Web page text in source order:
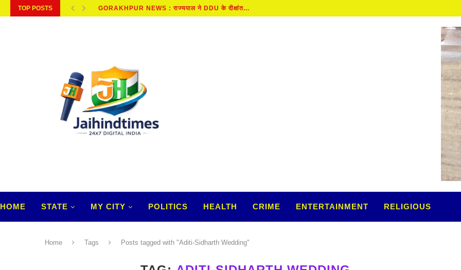
TOP POSTS KANPUR NEWS: बगैर बैच नंबर और निर्माण तिथि...
HOME STATE MY CITY POLITICS HEALTH CRIME ENTERTAINMENT RELIGIOUS
Home Tags Posts tagged with "Aditi-Sidharth Wedding"